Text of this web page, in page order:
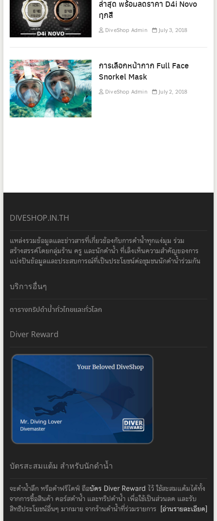
ล่าสุด พร้อมลดราคา D4i Novo
ทุกสี
DiveShop Admin July 3, 2018
การเลือกหน้ากาก Full Face
Snorkel Mask
DiveShop Admin July 2, 2018
DIVESHOP.IN.TH
แหล่งรวมข้อมูลและข่าวสารที่เกี่ยวข้องกับการดำน้ำทุกแง่มุม ร่วม
สร้างสรรค์โดยกลุ่มร้าน ครู และนักดำน้ำ ที่เล็งเห็นความสำคัญของการ
แบ่งปันข้อมูลและประสบการณ์ที่เป็นประโยชน์ต่อชุมชนนักดำน้ำร่วมกัน
บริการอื่นๆ
ตารางทริปดำน้ำทั่วไทยและทั่วโลก
Diver Reward
บัตรสะสมแต้ม สำหรับนักดำน้ำ
จะดำน้ำลึก หรือดำฟรีไดฟ์ ถือบัตร Diver Reward ไว้ ใช้สะสมแต้มได้ทั้ง
จากการซื้อสินค้า คอร์สดำน้ำ และทริปดำน้ำ เพื่อใช้เป็นส่วนลด และรับ
สิทธิประโยชน์อื่นๆ มากมาย จากร้านดำน้ำที่ร่วมรายการ [อ่านรายละเอียด]